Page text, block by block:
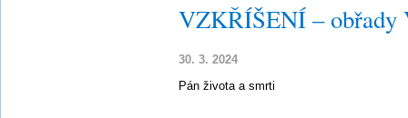
VZKŘÍŠENÍ – obřady
30. 3. 2024
Pán života a smrti